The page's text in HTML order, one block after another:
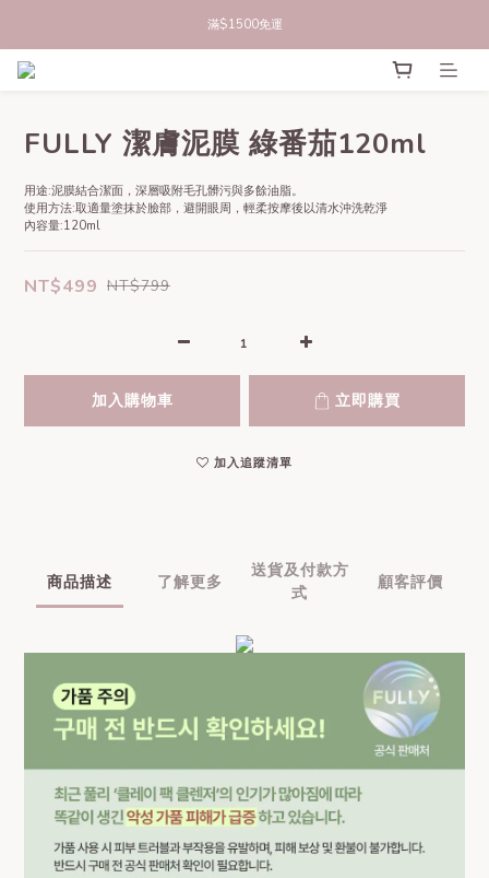
立即註冊官網會員，領50元商品折價券
滿$1500免運
FULLY 潔膚泥膜 綠番茄120ml
用途:泥膜結合潔面，深層吸附毛孔髒污與多餘油脂。
使用方法:取適量塗抹於臉部，避開眼周，輕柔按摩後以清水沖洗乾淨
內容量:120ml
NT$499 NT$799
加入購物車 立即購買
加入追蹤清單
商品描述 了解更多
送貨及付款方
式
顧客評價